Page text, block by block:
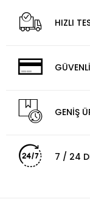
HIZLI
GENİŞ
7 / 24